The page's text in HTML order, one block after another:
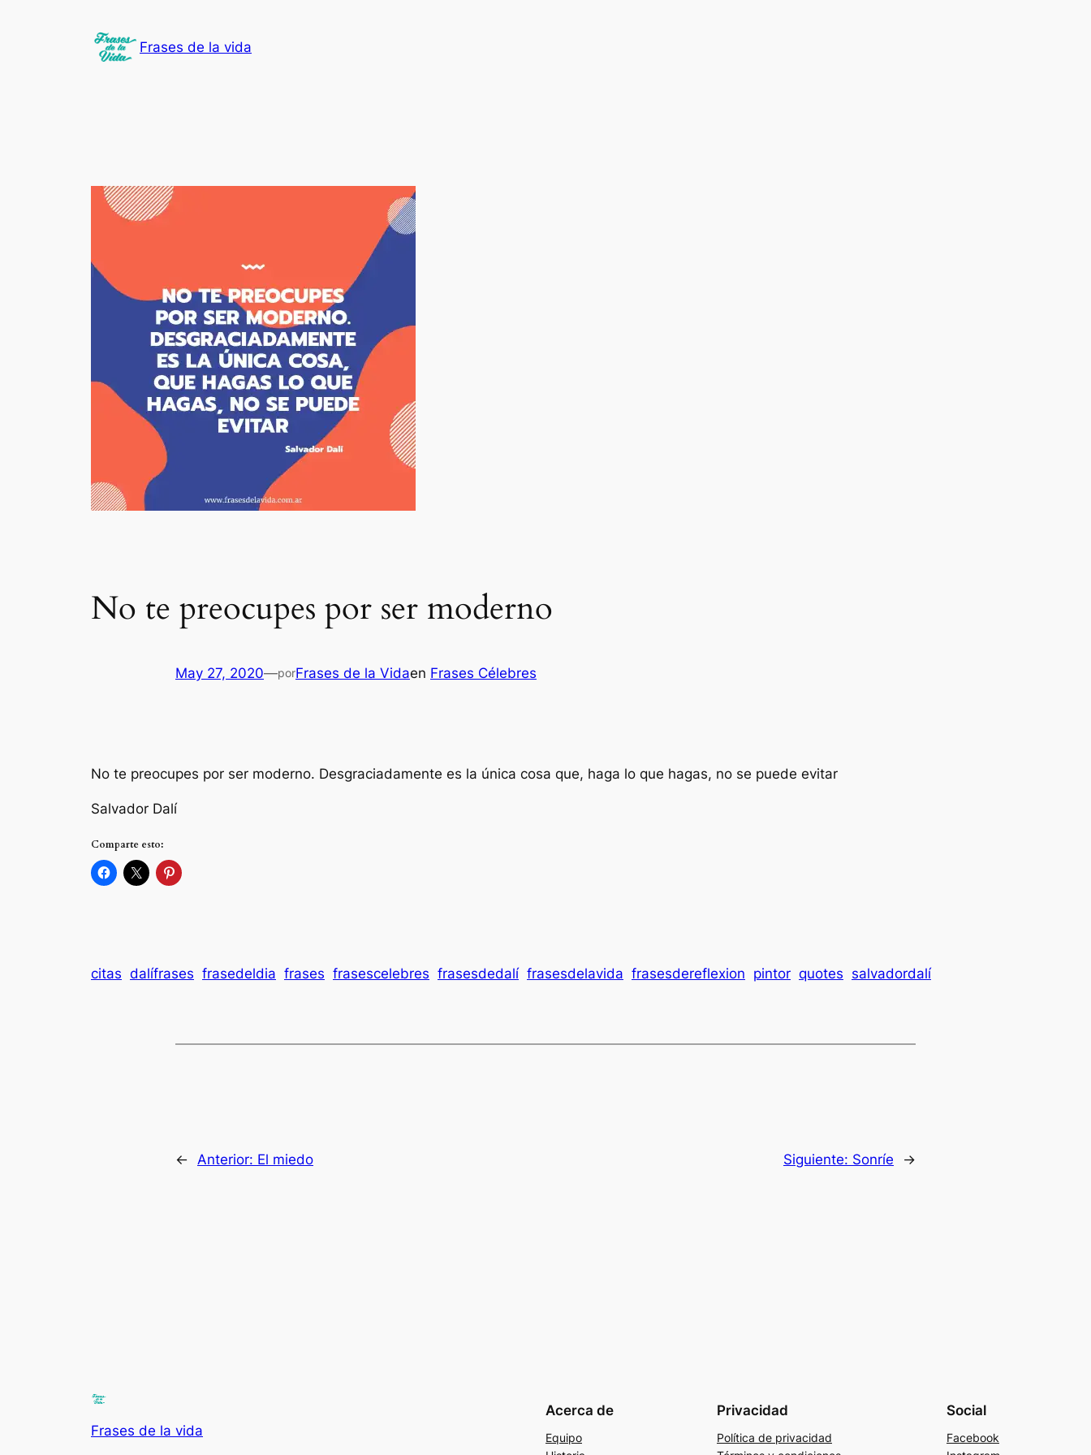
Frases de la vida
No te preocupes por ser moderno
May 27, 2020—porFrases de la Vidaen Frases Célebres
No te preocupes por ser moderno. Desgraciadamente es la única cosa que, haga lo que hagas, no se puede evitar
Salvador Dalí
Comparte esto:
citas dalífrases frasedeldia frases frasescelebres frasesdedalí frasesdelavida frasesdereflexion pintor quotes salvadordalí
← Anterior: El miedo Siguiente: Sonríe →
Frases de la vida
Acerca de
Equipo
Privacidad
Política de privacidad
Social
Facebook